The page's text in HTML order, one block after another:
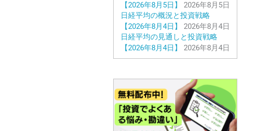
【2026年8月5日】
2026年8月5日
日経平均の概況と投資戦略
【2026年8月4日】
2026年8月4日
日経平均の見通しと投資戦略
【2026年8月4日】
2026年8月4日